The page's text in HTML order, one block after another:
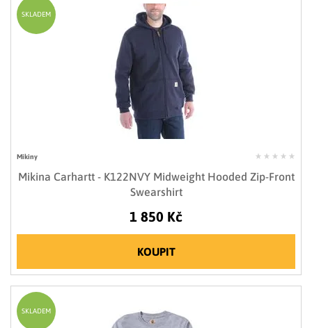
Mikiny
Mikina Carhartt - K122NVY Midweight Hooded Zip-Front
Swearshirt
1 850 Kč
KOUPIT
SKLADEM
SKLADEM